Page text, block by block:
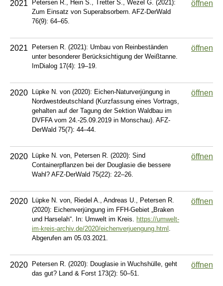
2021
Petersen R., Hein S., Tretter S., Wezel G. (2021):
Zum Einsatz von Superabsorbern. AFZ-DerWald
76(9): 64–65.
öffnen
2021
Petersen R. (2021): Umbau von Reinbeständen
unter besonderer Berücksichtigung der Weißtanne.
ImDialog 17(4): 19–19.
öffnen
2020 Lüpke N. von (2020): Eichen-Naturverjüngung in
Nordwestdeutschland (Kurzfassung eines Vortrags,
gehalten auf der Tagung der Sektion Waldbau im
DVFFA vom 24.-25.09.2019 in Monschau). AFZ-
DerWald 75(7): 44–44.
öffnen
2020 Lüpke N. von, Petersen R. (2020): Sind
Containerpflanzen bei der Douglasie die bessere
Wahl? AFZ-DerWald 75(22): 22–26.
öffnen
2020 Lüpke N. von, Riedel A., Andreas U., Petersen R.
(2020): Eichenverjüngung im FFH-Gebiet „Braken
und Harselah“. In: Umwelt im Kreis. https://umwelt-
im-kreis-archiv.de/2020/eichenverjuengung.html
Abgerufen am 05.03.2021.
öffnen
2020 Petersen R. (2020): Douglasie in Wuchshülle, geht
das gut? Land & Forst 173(2): 50–51.
öffnen